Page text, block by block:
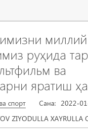
миллий
руҳида
ва
яратиш
спорт Сана: 2022-
ZIYODULLA XAYRULLA